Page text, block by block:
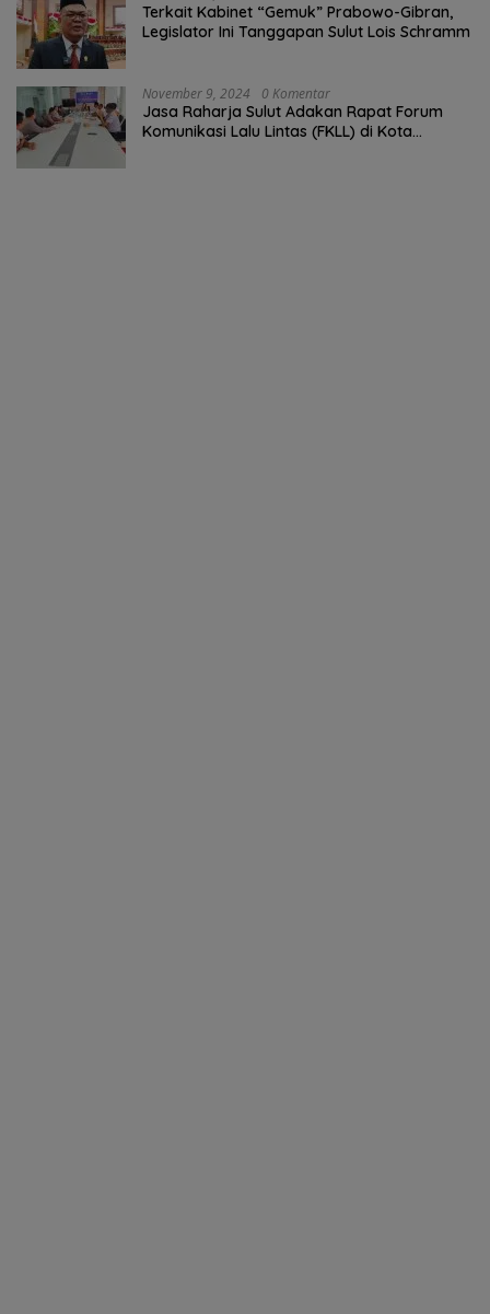
Terkait Kabinet “Gemuk” Prabowo-Gibran,
Legislator Ini Tanggapan Sulut Lois Schramm
November 9, 2024 0 Komentar
Jasa Raharja Sulut Adakan Rapat Forum
Komunikasi Lalu Lintas (FKLL) di Kota